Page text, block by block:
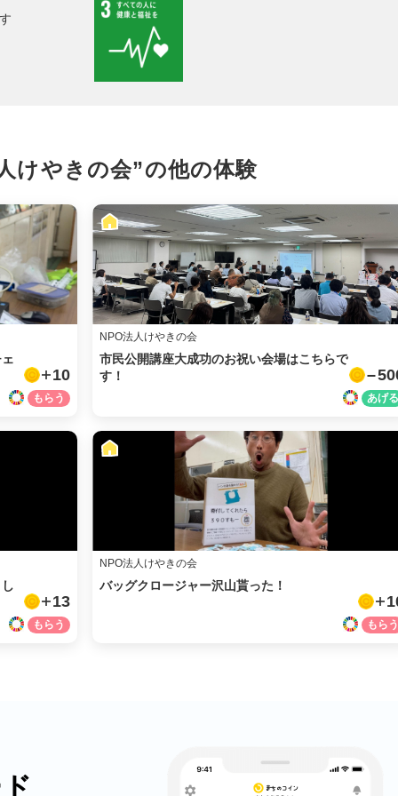
facebook
メール
URLをコピー
けやきの会”の他の体験
10
NPO法人けやきの会
市民公開講座大成功のお祝い会場はこちらで
す！
13
NPO法人けやきの会
バッグクロージャー沢山貰った！